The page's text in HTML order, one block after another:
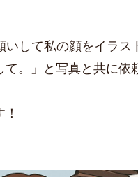
して私の顔をイラス
て。」と写真と共に